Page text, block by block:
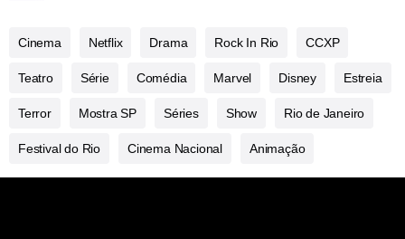
Cinema Netflix Drama Rock In Rio CCXP
Teatro Série Comédia Marvel Disney Estreia
Terror Mostra SP Séries Show Rio de Janeiro
Festival do Rio Cinema Nacional Animação